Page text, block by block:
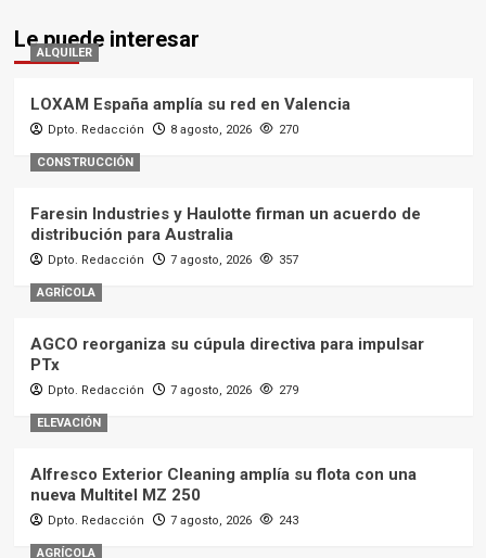
Le puede interesar
ALQUILER
LOXAM España amplía su red en Valencia
Dpto. Redacción 8 agosto, 2026 270
CONSTRUCCIÓN
Faresin Industries y Haulotte firman un acuerdo de
distribución para Australia
Dpto. Redacción 7 agosto, 2026 357
AGRÍCOLA
AGCO reorganiza su cúpula directiva para impulsar
PTx
Dpto. Redacción 7 agosto, 2026 279
ELEVACIÓN
Alfresco Exterior Cleaning amplía su flota con una
nueva Multitel MZ 250
Dpto. Redacción 7 agosto, 2026 243
AGRÍCOLA